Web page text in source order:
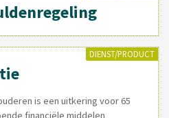
DIENST/PRODUCT
is een uitkering voor 65
financiële middelen